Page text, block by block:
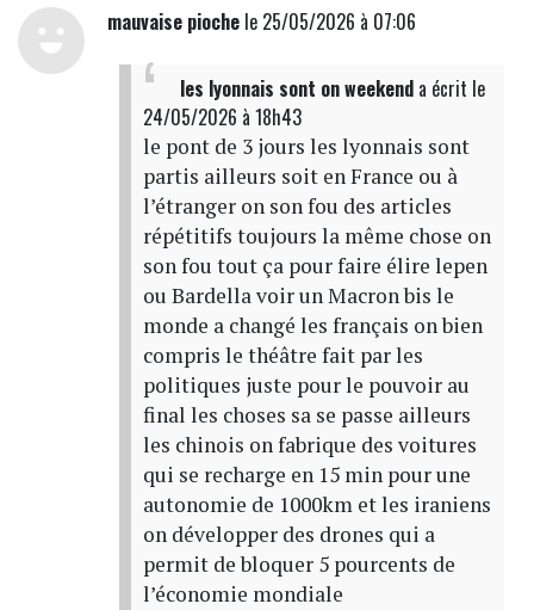
mauvaise piochele 25/05/2026 à 07:06
les lyonnais sont on weekenda écrit le
24/05/2026 à 18h43
le pont de 3 jours les lyonnais sont
partis ailleurs soit en France ou à
l’étranger on son fou des articles
répétitifs toujours la même chose on
son fou tout ça pour faire élire lepen
ou Bardella voir un Macron bis le
monde a changé les français on bien
compris le théâtre fait par les
politiques juste pour le pouvoir au
final les choses sa se passe ailleurs
les chinois on fabrique des voitures
qui se recharge en 15 min pour une
autonomie de 1000km et les iraniens
on développer des drones qui a
permit de bloquer 5 pourcents de
l’économie mondiale